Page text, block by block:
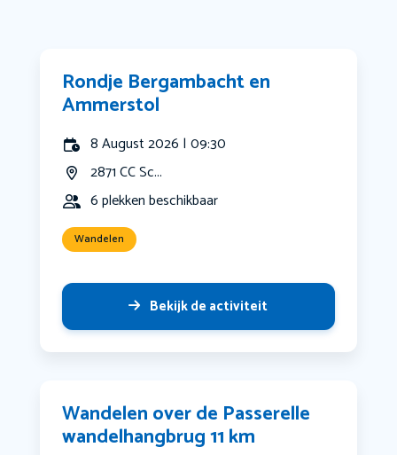
Rondje Bergambacht en
Ammerstol
8 August 2026 | 09:30
2871 CC Sc...
6 plekken beschikbaar
Wandelen
Bekijk de activiteit
Wandelen over de Passerelle
wandelhangbrug 11 km